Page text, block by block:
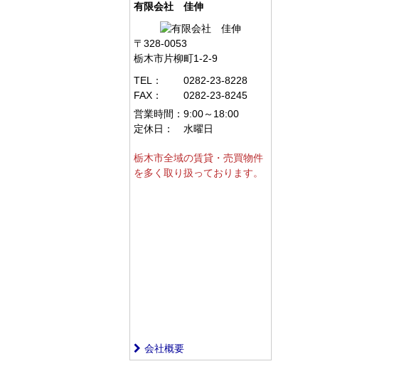
有限会社 佳伸
〒328-0053
栃木市片柳町1-2-9
TEL：
0282-23-8228
FAX：
0282-23-8245
営業時間： 9:00～18:00
定休日：
水曜日
栃木市全域の賃貸・売買物件
を多く取り扱っております。
会社概要